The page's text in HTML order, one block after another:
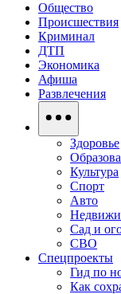
Общество
Происшествия
Криминал
ДТП
Экономика
Афиша
Развлечения
Здоровье
Культура
Спорт
Авто
Сад и
СВО
Спецпроекты
Гид по
Как